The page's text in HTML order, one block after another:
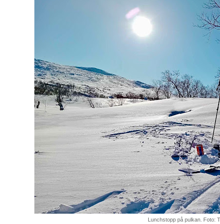
Lunchstopp på pulkan. Foto: